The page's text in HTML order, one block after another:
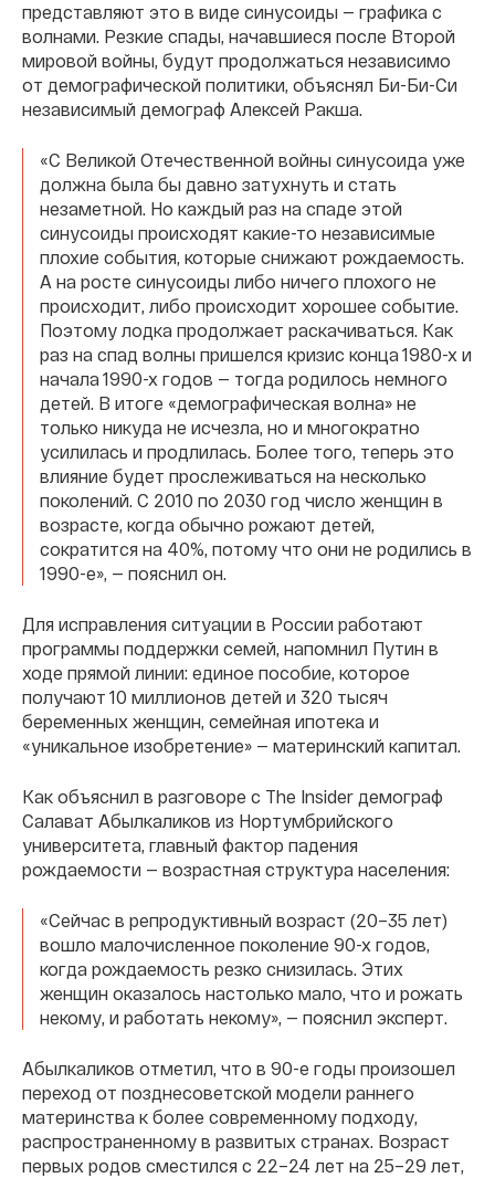
представляют это в виде синусоиды — графика с
волнами. Резкие спады, начавшиеся после Второй
мировой войны, будут продолжаться независимо
от демографической политики, объяснял Би-Би-Си
независимый демограф Алексей Ракша.
«С Великой Отечественной войны синусоида уже
должна была бы давно затухнуть и стать
незаметной. Но каждый раз на спаде этой
синусоиды происходят какие-то независимые
плохие события, которые снижают рождаемость.
А на росте синусоиды либо ничего плохого не
происходит, либо происходит хорошее событие.
Поэтому лодка продолжает раскачиваться. Как
раз на спад волны пришелся кризис конца 1980-х и
начала 1990-х годов — тогда родилось немного
детей. В итоге «демографическая волна» не
только никуда не исчезла, но и многократно
усилилась и продлилась. Более того, теперь это
влияние будет прослеживаться на несколько
поколений. С 2010 по 2030 год число женщин в
возрасте, когда обычно рожают детей,
сократится на 40%, потому что они не родились в
1990-е», — пояснил он.
Для исправления ситуации в России работают
программы поддержки семей, напомнил Путин в
ходе прямой линии: единое пособие, которое
получают 10 миллионов детей и 320 тысяч
беременных женщин, семейная ипотека и
«уникальное изобретение» — материнский капитал.
Как объяснил в разговоре с The Insider демограф
Салават Абылкаликов из Нортумбрийского
университета, главный фактор падения
рождаемости — возрастная структура населения:
«Сейчас в репродуктивный возраст (20–35 лет)
вошло малочисленное поколение 90-х годов,
когда рождаемость резко снизилась. Этих
женщин оказалось настолько мало, что и рожать
некому, и работать некому», — пояснил эксперт.
Абылкаликов отметил, что в 90-е годы произошел
переход от позднесоветской модели раннего
материнства к более современному подходу,
распространенному в развитых странах. Возраст
первых родов сместился с 22–24 лет на 25–29 лет,